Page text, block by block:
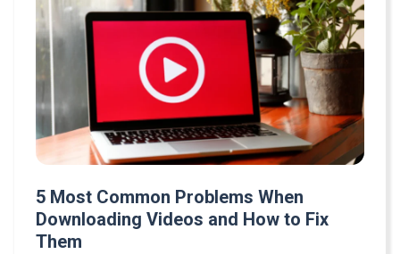
5 Most Common Problems When
Downloading Videos and How to Fix
Them